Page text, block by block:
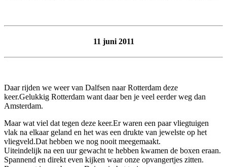
11 juni 2011
Daar rijden we weer van Dalfsen naar Rotterdam deze
keer.Gelukkig Rotterdam want daar ben je veel eerder weg dan
Amsterdam.
Maar wat viel dat tegen deze keer.Er waren een paar vliegtuigen
vlak na elkaar geland en het was een drukte van jewelste op het
vliegveld.Dat hebben we nog nooit meegemaakt.
Uiteindelijk na een uur gewacht te hebben kwamen de boxen eraan.
Spannend en direkt even kijken waar onze opvangertjes zitten.